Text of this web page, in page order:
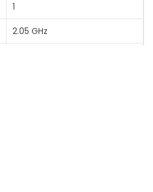
1
2.05 GHz